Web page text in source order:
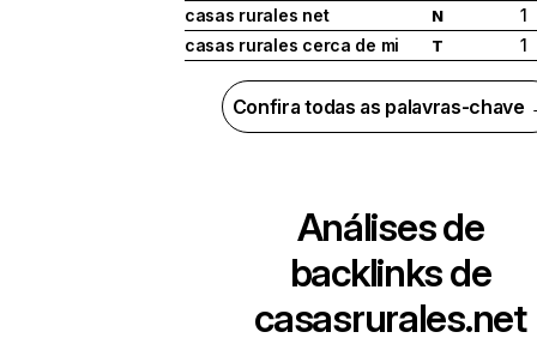
casas rurales net
N
1
casas rurales cerca de mi
T 1
Confira todas as palavras-chave
Análises de
backlinks de
casasrurales.net